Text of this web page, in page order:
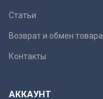
Статьи
Возврат и обмен товара
Контакты
АККАУНТ